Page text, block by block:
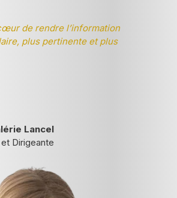
de rendre l’information
plus pertinente et plus
Lancel
Dirigeante